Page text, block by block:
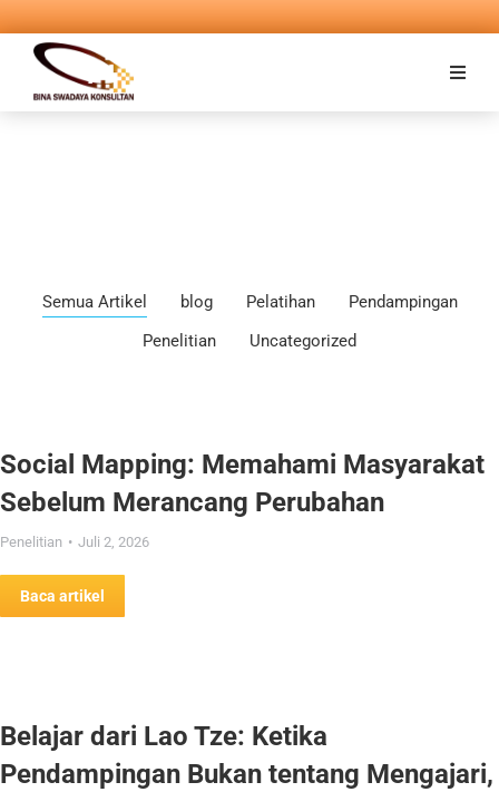
Semua Artikel blog Pelatihan
Pendampingan
Penelitian
Uncategorized
Social Mapping: Memahami Masyarakat
Sebelum Merancang Perubahan
Penelitian Juli 2, 2026
Baca artikel
Belajar dari Lao Tze: Ketika
Pendampingan Bukan tentang Mengajari,